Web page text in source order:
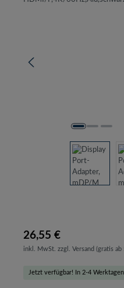
26,55 €
inkl. MwSt. zzgl. Versand (gratis ab
Jetzt verfügbar! In 2-4